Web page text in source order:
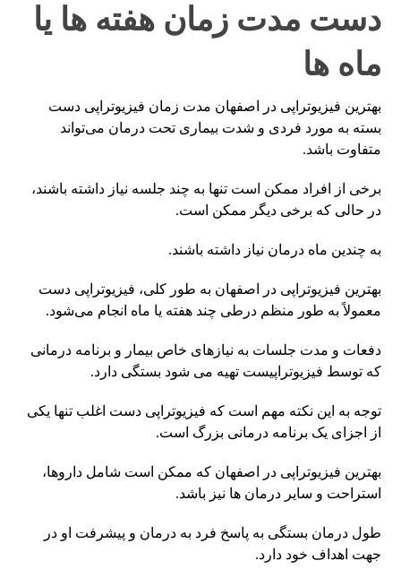
دست مدت زمان هفته ها یا
ماه ها
بهترین فیزیوتراپی در اصفهان مدت زمان فیزیوتراپی دست
بسته به مورد فردی و شدت بیماری تحت درمان می‌تواند
متفاوت باشد.
برخی از افراد ممکن است تنها به چند جلسه نیاز داشته باشند،
در حالی که برخی دیگر ممکن است.
به چندین ماه درمان نیاز داشته باشند.
بهترین فیزیوتراپی در اصفهان به طور کلی، فیزیوتراپی دست
معمولاً به طور منظم درطی چند هفته یا ماه انجام می‌شود.
دفعات و مدت جلسات به نیازهای خاص بیمار و برنامه درمانی
که توسط فیزیوتراپیست تهیه می شود بستگی دارد.
توجه به این نکته مهم است که فیزیوتراپی دست اغلب تنها یکی
از اجزای یک برنامه درمانی بزرگ است.
بهترین فیزیوتراپی در اصفهان که ممکن است شامل داروها،
استراحت و سایر درمان ها نیز باشد.
طول درمان بستگی به پاسخ فرد به درمان و پیشرفت او در
جهت اهداف خود دارد.